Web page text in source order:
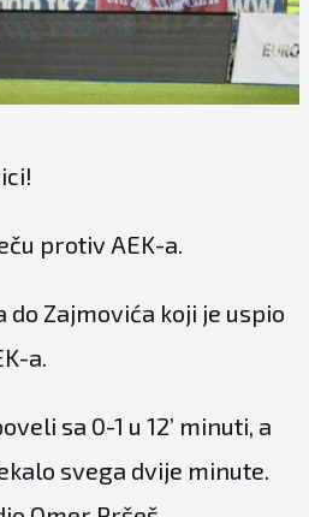
protiv AEK-a.
do Zajmovića koji je uspio
a.
sa 0-1 u 12’ minuti, a
svega dvije minute.